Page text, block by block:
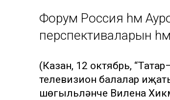
Форум Россия һәм
перспективаларын
(Казан, 12 октябрь,
телевизион балалар
шөгыльләнүче Вилена